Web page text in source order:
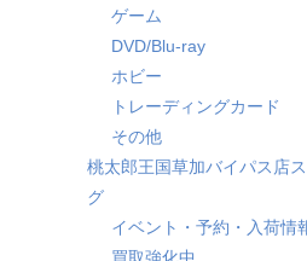
ゲーム
DVD/Blu-ray
ホビー
トレーディングカード
その他
桃太郎王国草加バイパス店
グ
イベント・予約・入荷情